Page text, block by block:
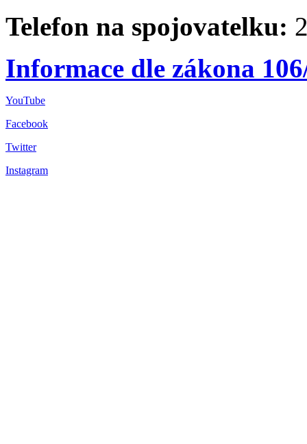
Telefon na spojovatelku:
Informace dle zákona
YouTube
Facebook
Twitter
Instagram